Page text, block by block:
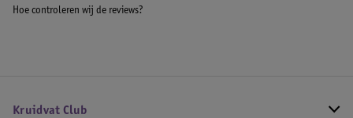
Hoe controleren wij de reviews?
Kruidvat Club